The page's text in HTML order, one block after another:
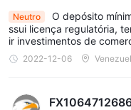
Neutro
O depósito
ssui licença regulatória,
ir investimentos de
2022-12-06